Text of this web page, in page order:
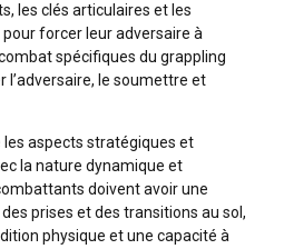
les clés articulaires et les
forcer leur adversaire à
spécifiques du grappling
l’adversaire, le soumettre et
les aspects stratégiques et
la nature dynamique et
doivent avoir une
prises et des transitions au sol,
physique et une capacité à